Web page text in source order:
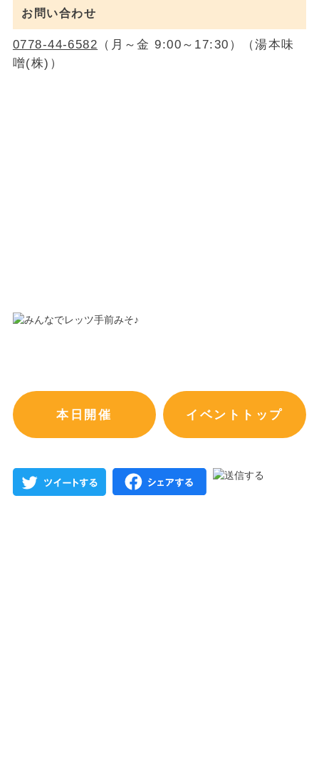
お問い合わせ
0778-44-6582 （月～金 9:00～17:30）（湯本味
噌(株)）
本日開催 イベントトップ